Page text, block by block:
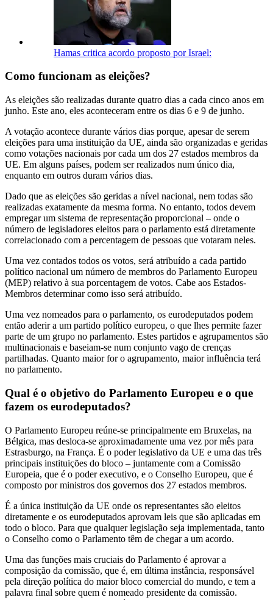
Hamas critica acordo proposto por Israel:
Como funcionam as eleições?
As eleições são realizadas durante quatro dias a cada cinco anos em
junho. Este ano, eles aconteceram entre os dias 6 e 9 de junho.
A votação acontece durante vários dias porque, apesar de serem
eleições para uma instituição da UE, ainda são organizadas e geridas
como votações nacionais por cada um dos 27 estados membros da
UE. Em alguns países, podem ser realizados num único dia,
enquanto em outros duram vários dias.
Dado que as eleições são geridas a nível nacional, nem todas são
realizadas exatamente da mesma forma. No entanto, todos devem
empregar um sistema de representação proporcional – onde o
número de legisladores eleitos para o parlamento está diretamente
correlacionado com a percentagem de pessoas que votaram neles.
Uma vez contados todos os votos, será atribuído a cada partido
político nacional um número de membros do Parlamento Europeu
(MEP) relativo à sua porcentagem de votos. Cabe aos Estados-
Membros determinar como isso será atribuído.
Uma vez nomeados para o parlamento, os eurodeputados podem
então aderir a um partido político europeu, o que lhes permite fazer
parte de um grupo no parlamento. Estes partidos e agrupamentos são
multinacionais e baseiam-se num conjunto vago de crenças
partilhadas. Quanto maior for o agrupamento, maior influência terá
no parlamento.
Qual é o objetivo do Parlamento Europeu e o que
fazem os eurodeputados?
O Parlamento Europeu reúne-se principalmente em Bruxelas, na
Bélgica, mas desloca-se aproximadamente uma vez por mês para
Estrasburgo, na França. É o poder legislativo da UE e uma das três
principais instituições do bloco – juntamente com a Comissão
Europeia, que é o poder executivo, e o Conselho Europeu, que é
composto por ministros dos governos dos 27 estados membros.
É a única instituição da UE onde os representantes são eleitos
diretamente e os eurodeputados aprovam leis que são aplicadas em
todo o bloco. Para que qualquer legislação seja implementada, tanto
o Conselho como o Parlamento têm de chegar a um acordo.
Uma das funções mais cruciais do Parlamento é aprovar a
composição da comissão, que é, em última instância, responsável
pela direção política do maior bloco comercial do mundo, e tem a
palavra final sobre quem é nomeado presidente da comissão.